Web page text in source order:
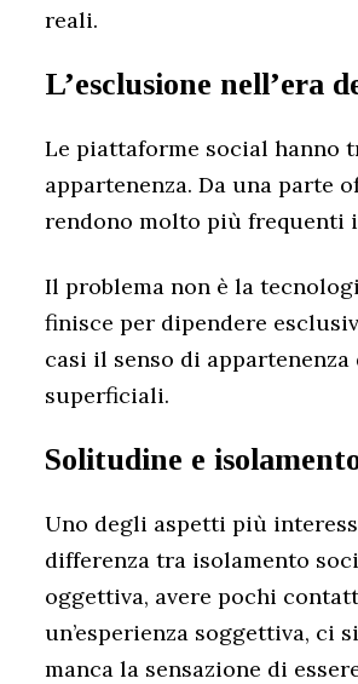
reali.
L’esclusione nell’era
Le piattaforme social hanno
appartenenza. Da una parte
rendono molto più frequenti
Il problema non è la
finisce per dipendere
casi il senso di
superficiali.
Solitudine e
Uno degli aspetti più
differenza tra isolamento
oggettiva, avere pochi
un’esperienza soggettiva, ci
manca la sensazione di